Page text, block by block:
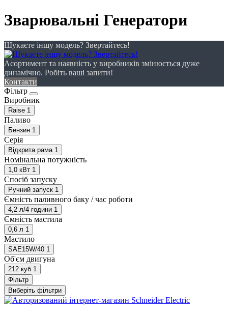
Зварювальні Генератори
Шукаєте іншу модель? Звертайтесь!
Асортимент та наявність у виробників змінюється дуже
динамічно. Робіть ваші запити!
Контакти
Фільтр
Виробник
Raise 1
Паливо
Бензин 1
Серія
Відкрита рама 1
Номінальна потужність
1,0 кВт 1
Спосіб запуску
Ручний запуск 1
Ємність паливного баку / час роботи
4,2 л/4 години 1
Ємність мастила
0,6 л 1
Мастило
SAE15W/40 1
Об'єм двигуна
212 куб 1
Фільтр
Виберіть фільтри